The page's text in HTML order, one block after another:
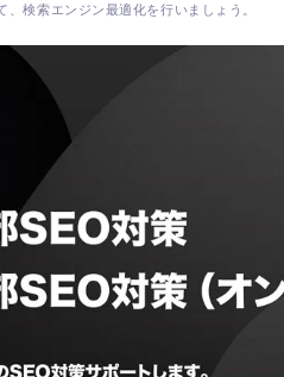
検索エンジン最適化を行いましょう。